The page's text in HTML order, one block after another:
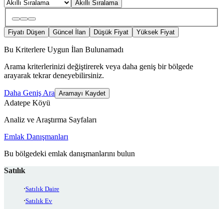
Akıllı Sıralama
Fiyatı Düşen Güncel İlan Düşük Fiyat Yüksek Fiyat
Bu Kriterlere Uygun İlan Bulunamadı
Arama kriterlerinizi değiştirerek veya daha geniş bir bölgede
arayarak tekrar deneyebilirsiniz.
Daha Geniş Ara Aramayı Kaydet
Adatepe Köyü
Analiz ve Araştırma Sayfaları
Emlak Danışmanları
Bu bölgedeki emlak danışmanlarını bulun
Satılık
Satılık Daire
Satılık Ev